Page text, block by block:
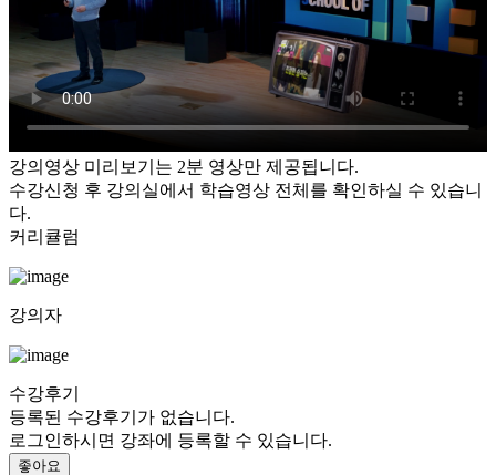
강의영상 미리보기는 2분 영상만 제공됩니다.
수강신청 후 강의실에서 학습영상 전체를 확인하실 수 있습니
다.
커리큘럼
강의자
수강후기
등록된 수강후기가 없습니다.
로그인하시면 강좌에 등록할 수 있습니다.
좋아요